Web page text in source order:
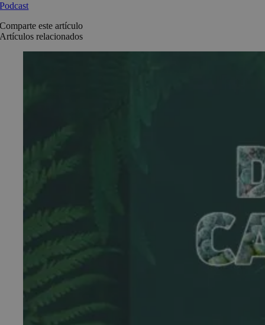
Podcast
Comparte este artículo
Artículos relacionados